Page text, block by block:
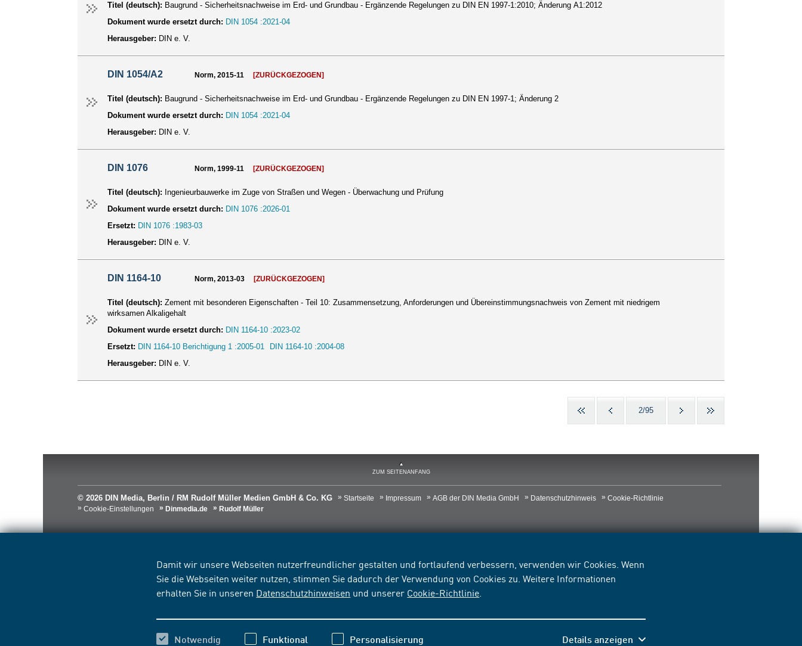
Damit wir unsere Webseiten nutzerfreundlicher gestalten und fortlaufend verbessern, verwenden wir Cookies. Wenn
Sie die Webseiten weiter nutzen, stimmen Sie dadurch der Verwendung von Cookies zu. Weitere Informationen
erhalten Sie in unseren Datenschutzhinweisen und unserer Cookie-Richtlinie
Notwendig Funktional Personalisierung Details anzeigen
Titel (deutsch): Baugrund - Sicherheitsnachweise im Erd- und Grundbau - Ergänzende Regelungen zu DIN EN 1997-1:2010; Änderung A1:2012
Dokument wurde ersetzt durch: DIN 1054 :2021-04
Herausgeber: DIN e. V.
DIN 1054/A2 Norm, 2015-11 [ZURÜCKGEZOGEN]
Titel (deutsch): Baugrund - Sicherheitsnachweise im Erd- und Grundbau - Ergänzende Regelungen zu DIN EN 1997-1; Änderung 2
Dokument wurde ersetzt durch: DIN 1054 :2021-04
Herausgeber: DIN e. V.
DIN 1076 Norm, 1999-11 [ZURÜCKGEZOGEN]
Titel (deutsch): Ingenieurbauwerke im Zuge von Straßen und Wegen - Überwachung und Prüfung
Dokument wurde ersetzt durch: DIN 1076 :2026-01
Ersetzt: DIN 1076 :1983-03
Herausgeber: DIN e. V.
DIN 1164-10 Norm, 2013-03 [ZURÜCKGEZOGEN]
Titel (deutsch): Zement mit besonderen Eigenschaften - Teil 10: Zusammensetzung, Anforderungen und Übereinstimmungsnachweis von Zement mit niedrigem
wirksamen Alkaligehalt
Dokument wurde ersetzt durch: DIN 1164-10 :2023-02
Ersetzt: DIN 1164-10 Berichtigung 1 :2005-01
DIN 1164-10 :2004-08
Herausgeber: DIN e. V.
2/95
ZUM SEITENANFANG
© 2026 DIN Media, Berlin / RM Rudolf Müller Medien GmbH & Co. KG Startseite Impressum AGB der DIN Media GmbH Datenschutzhinweis
Cookie-Richtlinie
Cookie-Einstellungen
Dinmedia.de Rudolf Müller